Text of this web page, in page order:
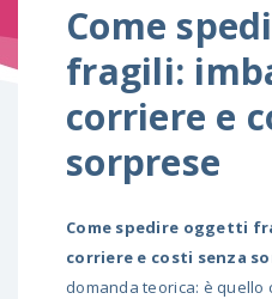
Come
fragili:
corriere e
sorprese
Come spedire oggetti
corriere e costi senza
domanda teorica: è quello